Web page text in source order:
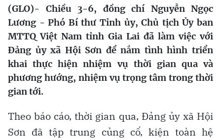
(GLO)- Chiều 3-6, đồng chí Nguyễn Ngọc
Lương - Phó Bí thư Tỉnh ủy, Chủ tịch Ủy ban
MTTQ Việt Nam tỉnh Gia Lai đã làm việc với
Đảng ủy xã Hội Sơn để nắm tình hình triển
khai thực hiện nhiệm vụ thời gian qua và
phương hướng, nhiệm vụ trọng tâm trong thời
gian tới.
Theo báo cáo, thời gian qua, Đảng ủy xã Hội
Sơn đã tập trung củng cố, kiện toàn hệ